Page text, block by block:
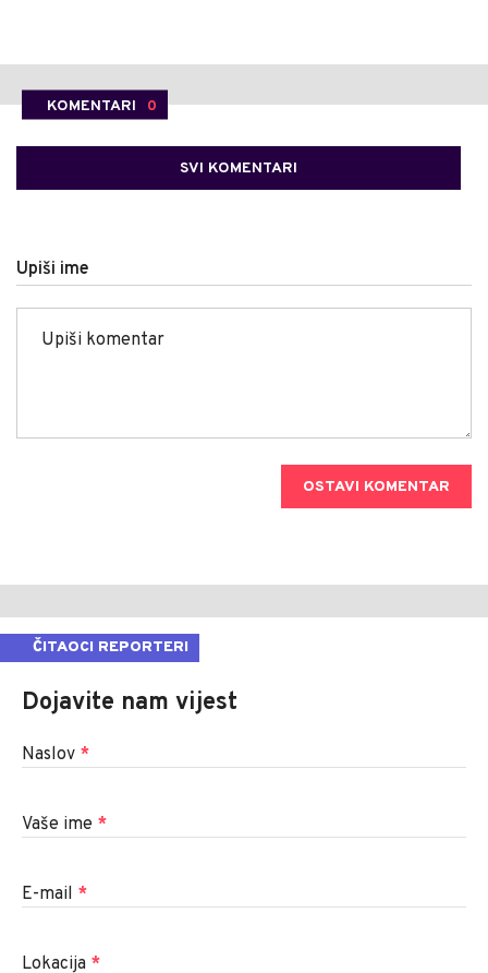
KOMENTARI 0
SVI KOMENTARI
Upiši ime
OSTAVI KOMENTAR
ČITAOCI REPORTERI
Dojavite nam vijest
Naslov *
Vaše ime *
E-mail *
Lokacija *